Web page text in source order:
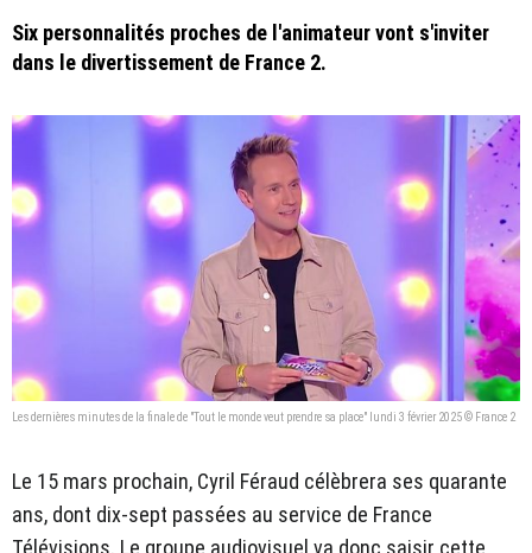
Six personnalités proches de l'animateur vont s'inviter
dans le divertissement de France 2.
Les dernières minutes de la finale de "Tout le monde veut prendre sa place" lundi 3 février 2025 © France 2
Le 15 mars prochain, Cyril Féraud célèbrera ses quarante
ans, dont dix-sept passées au service de France
Télévisions. Le groupe audiovisuel va donc saisir cette